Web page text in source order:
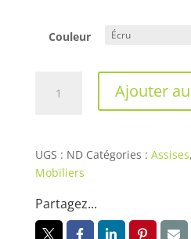
Couleur
Ajouter
UGS : ND Catégories : Assises,
Mobiliers
Partagez...